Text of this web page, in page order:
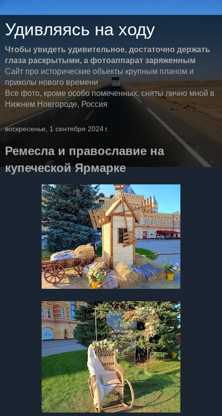
Удивляясь на ходу
Чтобы увидеть удивительное, достаточно держать
глаза раскрытыми, а фотоаппарат заряженным
Сайт про исторические объекты крупным планом и
приколы нового времени
Все фото, кроме особо помеченных, сняты лично мной в
Нижнем Новгороде, Россия
воскресенье, 1 сентября 2024 г.
Ремесла и православие на
купеческой Ярмарке